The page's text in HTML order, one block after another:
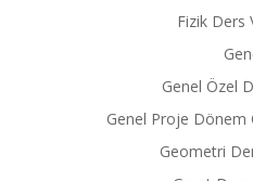
Fizik Ders
Genel Özel
Genel Proje Dönem
Geometri